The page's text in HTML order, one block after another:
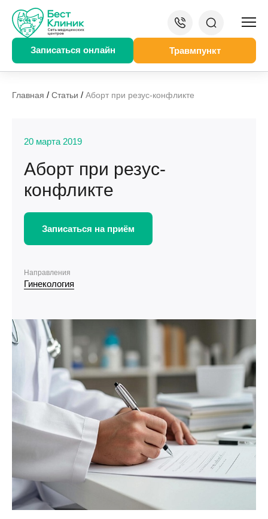
Записаться онлайн Травмпункт
Главная / Статьи / Аборт при резус-конфликте
20 марта 2019
Аборт при резус-
конфликте
Записаться на приём
Направления
Гинекология